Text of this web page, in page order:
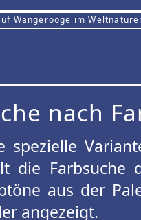
Wangerooge im
nach
spezielle
die Farbsuche
aus der
angezeigt.